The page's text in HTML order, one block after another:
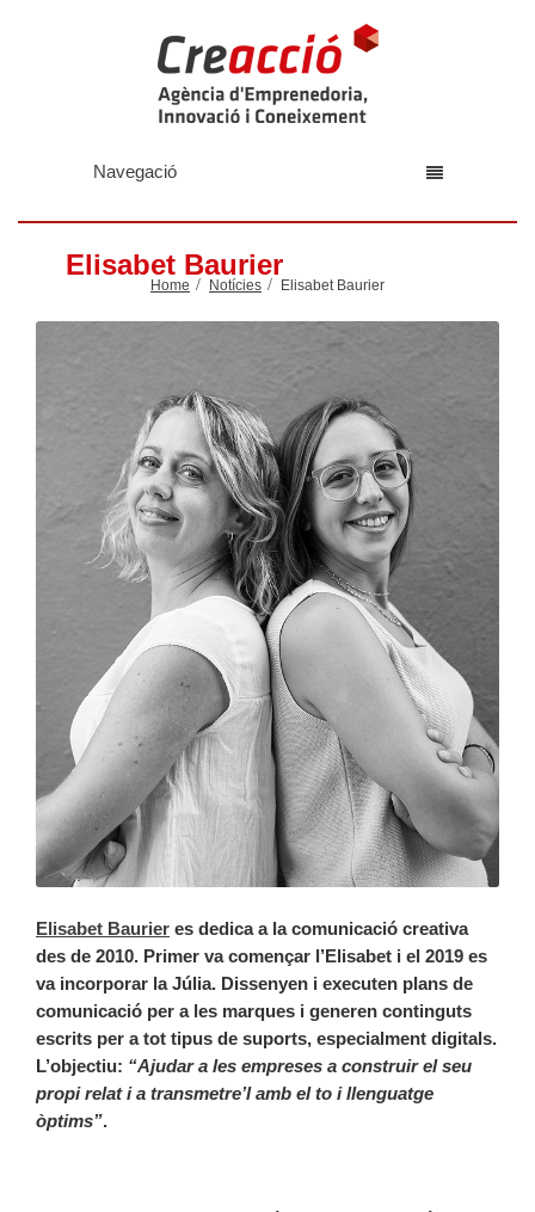
Navegació
Elisabet Baurier
Home Notícies Elisabet Baurier
Elisabet Baurier es dedica a la comunicació creativa
des de 2010. Primer va començar l’Elisabet i el 2019 es
va incorporar la Júlia. Dissenyen i executen plans de
comunicació per a les marques i generen continguts
escrits per a tot tipus de suports, especialment digitals.
L’objectiu: “Ajudar a les empreses a construir el seu
propi relat i a transmetre’l amb el to i llenguatge
òptims”.